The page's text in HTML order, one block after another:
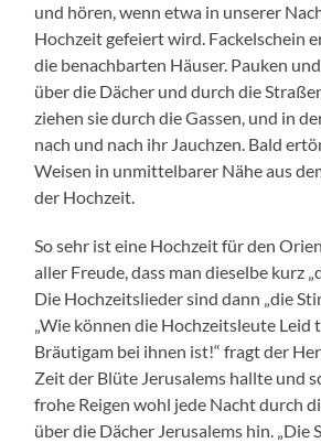
und hören, wenn etwa in unserer
Hochzeit gefeiert wird. Fackelschein
die benachbarten Häuser. Pauken
über die Dächer und durch die
ziehen sie durch die Gassen, und in
nach und nach ihr Jauchzen. Bald
Weisen in unmittelbarer Nähe aus
der Hochzeit.
So sehr ist eine Hochzeit für den
aller Freude, dass man dieselbe kurz
Die Hochzeitslieder sind dann „die
„Wie können die Hochzeitsleute Leid
Bräutigam bei ihnen ist!“ fragt der
Zeit der Blüte Jerusalems hallte und
frohe Reigen wohl jede Nacht durch
über die Dächer Jerusalems hin. „Die